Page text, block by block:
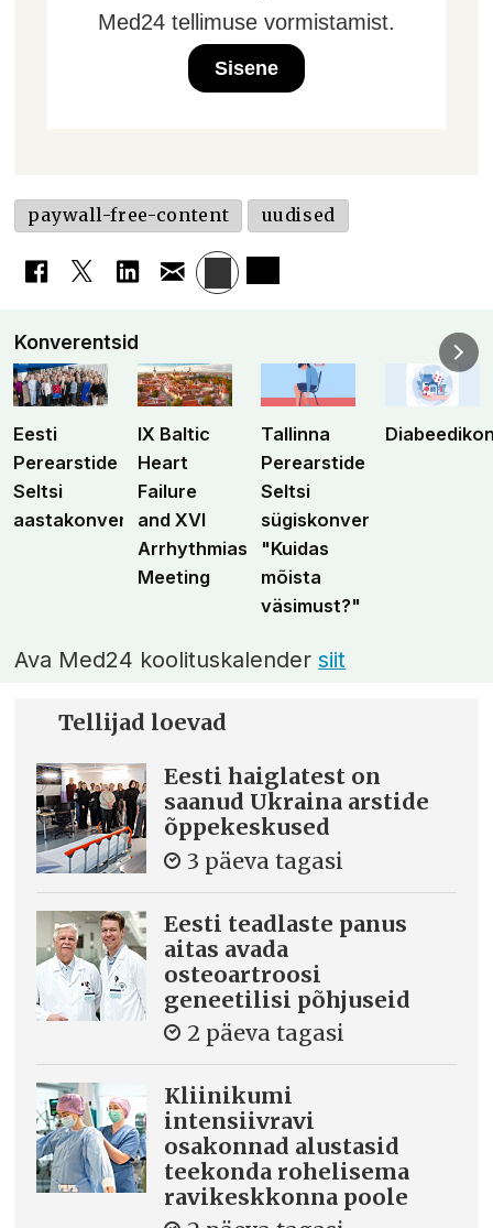
Med24 tellimuse vormistamist.
Sisene
paywall-free-content uudised
Konverentsid
Eesti
Perearstide
Seltsi
aastakonverents
IX Baltic
Heart
Failure
and XVI
Arrhythmias
Meeting
Tallinna
Perearstide
Seltsi
sügiskonverents
"Kuidas
mõista
väsimust?"
Ava Med24 koolituskalendersiit
Tellijad loevad
Eesti haiglatest on
saanud Ukraina arstide
õppekeskused
3 päeva tagasi
Eesti teadlaste panus
aitas avada
osteoartroosi
geneetilisi põhjuseid
2 päeva tagasi
Kliinikumi
intensiivravi
osakonnad alustasid
teekonda rohelisema
ravikeskkonna poole